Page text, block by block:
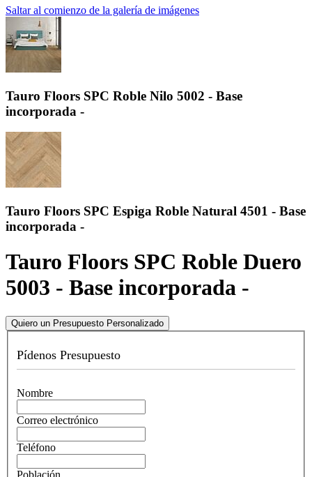
Saltar al comienzo de la galería de imágenes
Tauro Floors SPC Roble Nilo 5002 - Base
incorporada -
Tauro Floors SPC Espiga Roble Natural 4501 - Base
incorporada -
Tauro Floors SPC Roble Duero
5003 - Base incorporada -
Quiero un Presupuesto Personalizado
Pídenos Presupuesto
Nombre
Correo electrónico
Teléfono